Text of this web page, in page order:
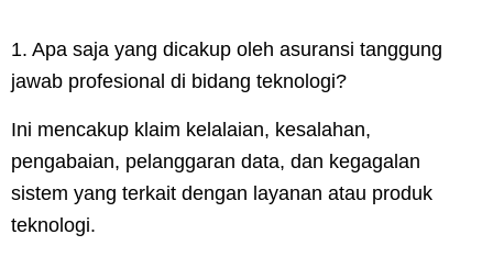
1. Apa saja yang dicakup oleh asuransi tanggung
jawab profesional di bidang teknologi?
Ini mencakup klaim kelalaian, kesalahan,
pengabaian, pelanggaran data, dan kegagalan
sistem yang terkait dengan layanan atau produk
teknologi.